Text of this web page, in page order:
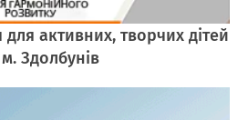
активних, творчих дітей
Здолбунів